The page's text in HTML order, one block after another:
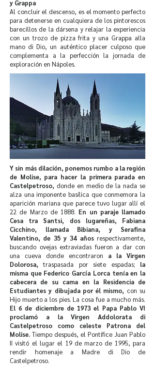
y Grappa
Al concluir el descenso, es el momento perfecto
para detenerse en cualquiera de los pintorescos
barecillos de la dársena y relajar la experiencia
con un trozo de pizza frita y una Grappa alla
mano di Dio, un auténtico placer culposo que
complementa a la perfección la jornada de
exploración en Nápoles.
Y sin más dilación, ponemos rumbo a la región
de Molise, para hacer la primera parada en
Castelpetroso, donde en medio de la nada se
alza una imponente basílica que conmemora la
aparición mariana que parece tuvo lugar allí el
22 de Marzo de 1888. En un paraje llamado
Cesa tra Santsi, dos lugareñas, Fabiana
Cicchino, llamada Bibiana, y Serafina
Valentino, de 35 y 34 años respectivamente,
buscando ovejas extraviadas fueron a dar con
una cueva donde encontraron a la Virgen
Dolorosa, traspasada por siete espadas; la
misma que Federico García Lorca tenía en la
cabecera de su cama en la Residencia de
Estudiantes y dibujada por él mismo, con su
Hijo muerto a los pies. La cosa fue a mucho más.
El 6 de diciembre de 1973 el Papa Pablo VI
proclamó a la Virgen Addolorata di
Castelpetroso como celeste Patrona del
Molise. Tiempo después, el Pontífice Juan Pablo
II visitó el lugar el 19 de marzo de 1995, para
rendir homenaje a Madre di Dio de
Castelpetroso.